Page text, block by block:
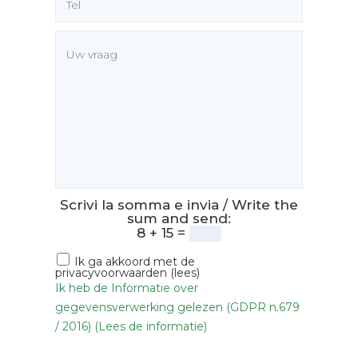
Scrivi la somma e invia / Write the
sum and send:
8 + 15 =
Ik ga akkoord met de
privacyvoorwaarden (lees)
Ik heb de Informatie over
gegevensverwerking gelezen (GDPR n.679
/ 2016) (Lees de informatie)